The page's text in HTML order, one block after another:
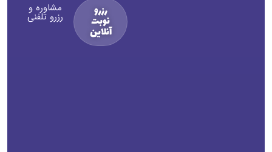
رزرو
نوبت
آنلاین
مشاوره و
رزرو تلفنی